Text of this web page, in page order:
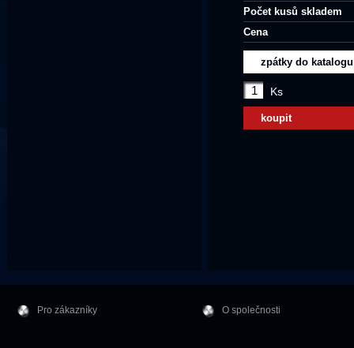
Počet kusů skladem
Cena
zpátky do katalogu
Ks
koupit
Pro zákazníky O společnosti